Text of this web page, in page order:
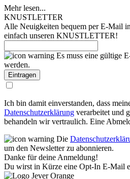
Mehr lesen...
KNUSTLETTER
Alle Neuigkeiten bequem per E-Mail
einfach unseren KNUSTLETTER!
Es muss eine gültige
werden.
Ich bin damit einverstanden, dass
Datenschutzerklärung verarbeitet und
behandeln wir vertraulich. Eine
Die
um den Newsletter zu abonnieren.
Danke für deine Anmeldung!
Du wirst in Kürze eine Opt-In E-Mail